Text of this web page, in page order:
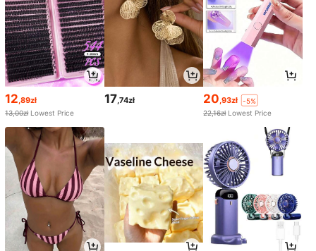
12 ,89zł
13,00zł Lowest Price
17 ,74zł 20 ,93zł
-5%
22,16zł Lowest Price